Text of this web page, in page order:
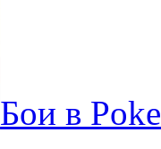
Бои в